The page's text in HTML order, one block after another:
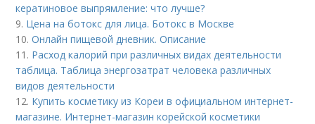
кератиновое выпрямление: что лучше?
9. Цена на ботокс для лица. Ботокс в Москве
10.Онлайн пищевой дневник. Описание
11. Расход калорий при различных видах деятельности
таблица. Таблица энергозатрат человека различных
видов деятельности
12. Купить косметику из Кореи в официальном интернет-
магазине. Интернет-магазин корейской косметики